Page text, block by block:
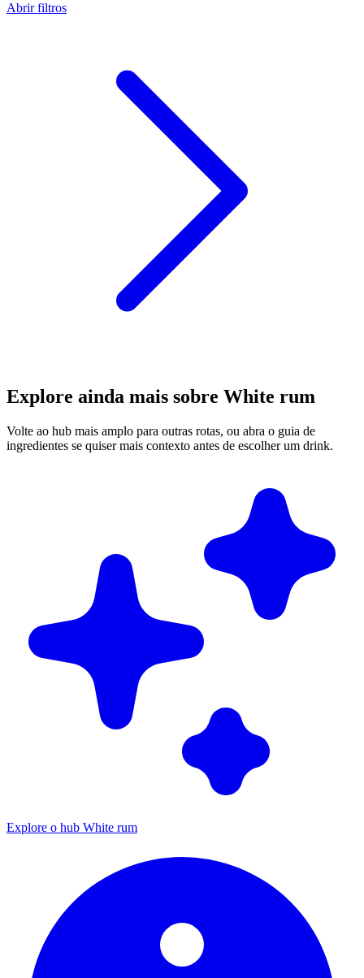
Abrir filtros
Explore ainda mais sobre White rum
Volte ao hub mais amplo para outras rotas, ou abra o guia de
ingredientes se quiser mais contexto antes de escolher um drink.
Explore o hub White rum